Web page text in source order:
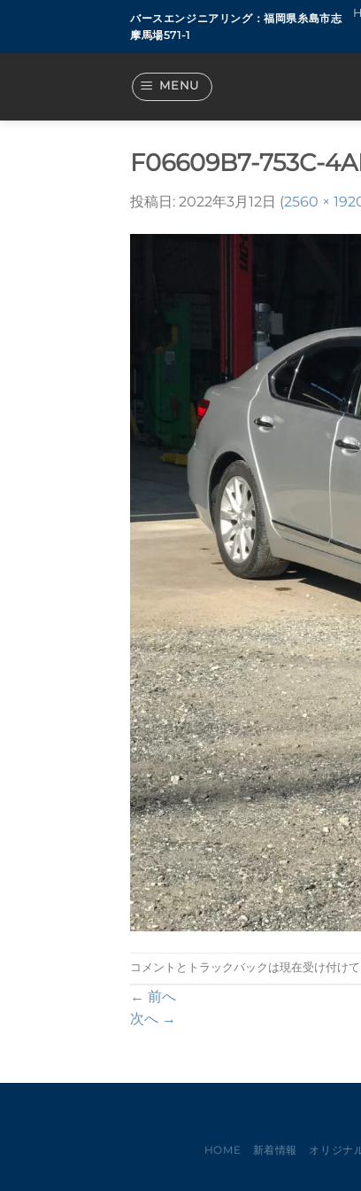
content
バースエンジニアリング：福岡県糸島市志
摩馬場571-1
MENU
F06609B7-753C-
投稿日: 2022年3月12日 (2560 ×
コメントとトラックバックは現在受け付けて
← 前へ
次へ →
HOME 新着情報 オリジナ